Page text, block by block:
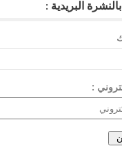
البريدية :
: